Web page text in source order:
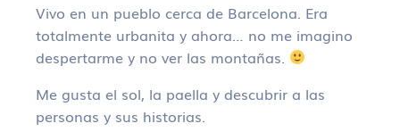
Vivo en un pueblo cerca de Barcelona. Era
totalmente urbanita y ahora… no me imagino
despertarme y no ver las montañas.
Me gusta el sol, la paella y descubrir a las
personas y sus historias.